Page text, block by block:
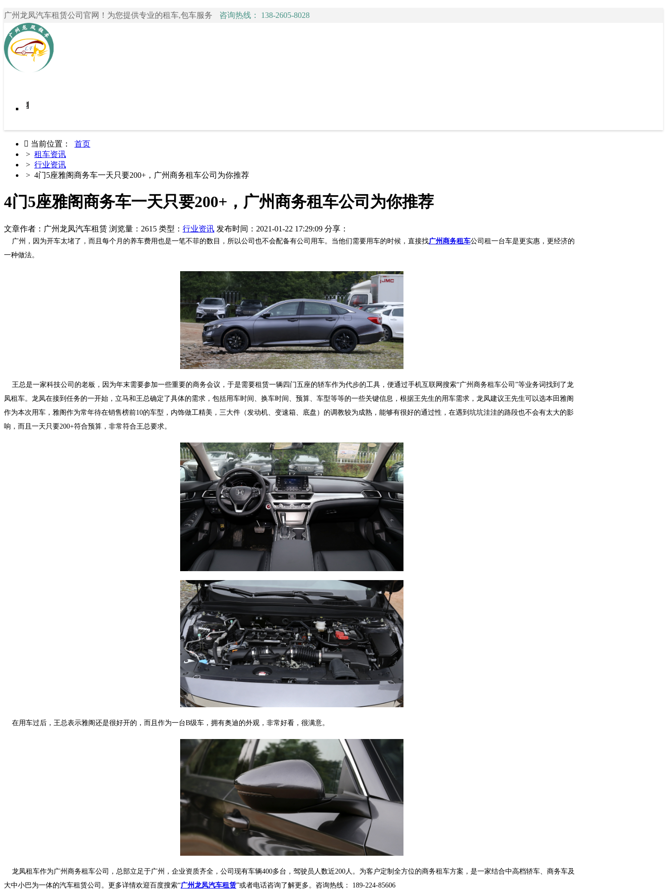
广州龙凤汽车租赁公司官网！为您提供专业的租车,包车服务 咨询热线： 138-2605-8028
首页
我要租车
租车案例
关于龙凤租车
租车资讯
联系我们
 当前位置： 首页
> 租车资讯
> 行业资讯
> 4门5座雅阁商务车一天只要200+，广州商务租车公司为你推荐
4门5座雅阁商务车一天只要200+，广州商务租车公司为你推荐
文章作者：广州龙凤汽车租赁 浏览量：2615 类型： 行业资讯 发布时间：2021-01-22 17:29:09 分享：
广州，因为开车太堵了，而且每个月的养车费用也是一笔不菲的数目，所以公司也不会配备有公司用车。当他们需要用车的时候，直接找广州商务租车公司租一台车是更实惠，更经济的
一种做法。
王总是一家科技公司的老板，因为年末需要参加一些重要的商务会议，于是需要租赁一辆四门五座的轿车作为代步的工具，便通过手机互联网搜索“广州商务租车公司”等业务词找到了龙
凤租车。龙凤在接到任务的一开始，立马和王总确定了具体的需求，包括用车时间、换车时间、预算、车型等等的一些关键信息，根据王先生的用车需求，龙凤建议王先生可以选本田雅阁
作为本次用车，雅阁作为常年待在销售榜前10的车型，内饰做工精美，三大件（发动机、变速箱、底盘）的调教较为成熟，能够有很好的通过性，在遇到坑坑洼洼的路段也不会有太大的影
响，而且一天只要200+符合预算，非常符合王总要求。
在用车过后，王总表示雅阁还是很好开的，而且作为一台B级车，拥有奥迪的外观，非常好看，很满意。
龙凤租车作为广州商务租车公司，总部立足于广州，企业资质齐全，公司现有车辆400多台，驾驶员人数近200人。为客户定制全方位的商务租车方案，是一家结合中高档轿车、商务车及
大中小巴为一体的汽车租赁公司。更多详情欢迎百度搜索“广州龙凤汽车租赁”或者电话咨询了解更多。咨询热线： 189-224-85606